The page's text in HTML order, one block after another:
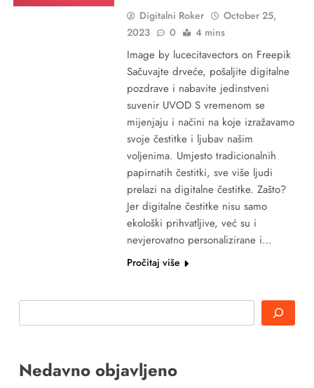
Digitalni Roker
October 25,
2023
0 4 mins
Image by lucecitavectors on Freepik
Sačuvajte drveće, pošaljite digitalne
pozdrave i nabavite jedinstveni
suvenir UVOD S vremenom se
mijenjaju i načini na koje izražavamo
svoje čestitke i ljubav našim
voljenima. Umjesto tradicionalnih
papirnatih čestitki, sve više ljudi
prelazi na digitalne čestitke. Zašto?
Jer digitalne čestitke nisu samo
ekološki prihvatljive, već su i
nevjerovatno personalizirane i…
Pročitaj više
Nedavno objavljeno